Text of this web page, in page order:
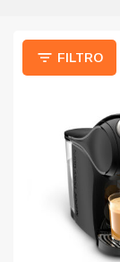
FILTRO